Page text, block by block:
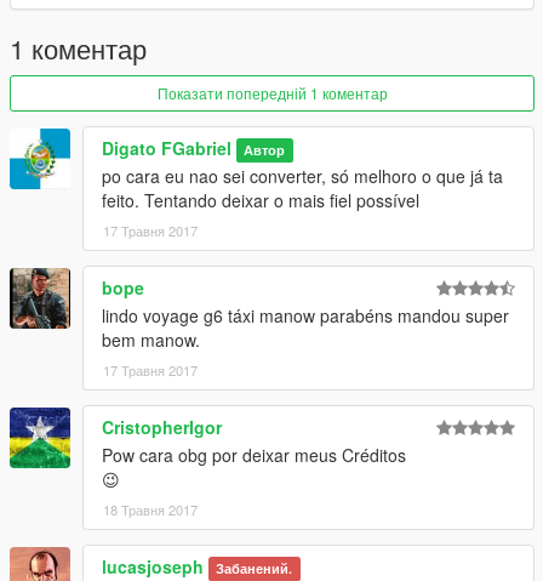
1 коментар
Показати попередній 1 коментар
Digato FGabriel Автор
po cara eu nao sei converter, só melhoro o que já ta
feito. Tentando deixar o mais fiel possível
17 Травня 2017
bope
lindo voyage g6 táxi manow parabéns mandou super
bem manow.
17 Травня 2017
CristopherIgor
Pow cara obg por deixar meus Créditos
😉
18 Травня 2017
lucasjoseph Забанений.